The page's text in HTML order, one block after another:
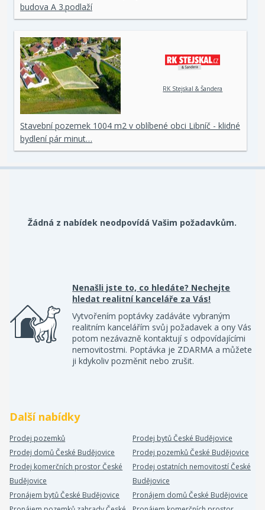
budova A 3.podlaží
RK Stejskal & Šandera
Stavební pozemek 1004 m2 v oblíbené obci Libníč - klidné
bydlení pár minut…
Žádná z nabídek neodpovídá Vašim požadavkům.
Nenašli jste to, co hledáte? Nechejte
hledat realitní kanceláře za Vás!
Vytvořením poptávky zadáváte vybraným
realitním kancelářím svůj požadavek a ony Vás
potom nezávazně kontaktují s odpovídajícími
nemovitostmi. Poptávka je ZDARMA a můžete
ji kdykoliv pozměnit nebo zrušit.
Další nabídky
Prodej pozemků
Prodej bytů České Budějovice
Prodej domů České Budějovice
Prodej pozemků České Budějovice
Prodej komerčních prostor České
Budějovice
Prodej ostatních nemovitostí České
Budějovice
Pronájem bytů České Budějovice
Pronájem domů České Budějovice